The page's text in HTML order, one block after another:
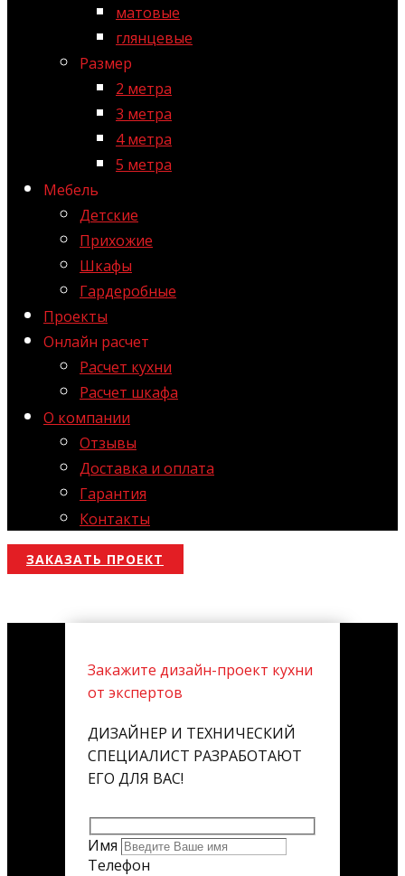
матовые
глянцевые
Размер
2 метра
3 метра
4 метра
5 метра
Мебель
Детские
Прихожие
Шкафы
Гардеробные
Проекты
Онлайн расчет
Расчет кухни
Расчет шкафа
О компании
Отзывы
Доставка и оплата
Гарантия
Контакты
ЗАКАЗАТЬ ПРОЕКТ
Закажите дизайн-проект кухни
от экспертов
ДИЗАЙНЕР И ТЕХНИЧЕСКИЙ
СПЕЦИАЛИСТ РАЗРАБОТАЮТ
ЕГО ДЛЯ ВАС!
Имя
Телефон